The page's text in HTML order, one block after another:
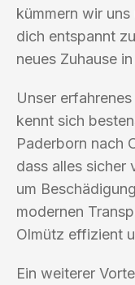
kümmern wir
dich entspannt
neues Zuhause
Unser
kennt sich
Paderborn nach
dass alles sicher
um
modernen
Olmütz effizient
Ein weiterer